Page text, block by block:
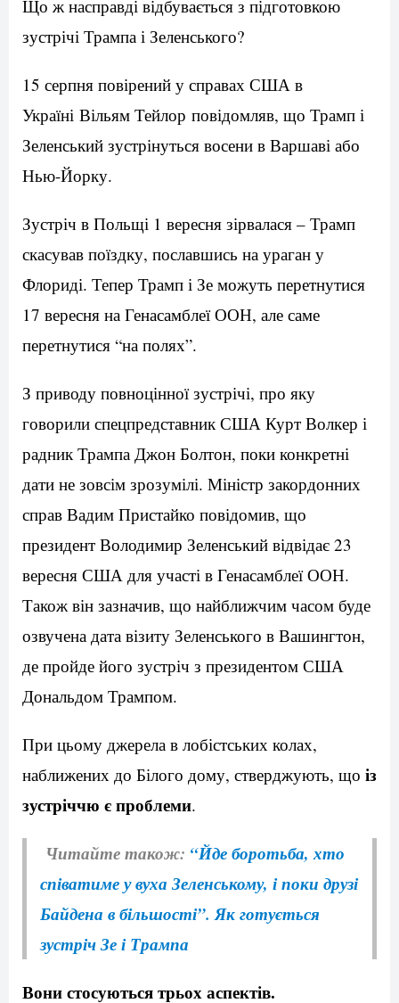
Що ж насправді відбувається з підготовкою
зустрічі Трампа і Зеленського?
15 серпня повірений у справах США в
Україні Вільям Тейлор повідомляв, що Трамп і
Зеленський зустрінуться восени в Варшаві або
Нью-Йорку.
Зустріч в Польщі 1 вересня зірвалася – Трамп
скасував поїздку, пославшись на ураган у
Флориді. Тепер Трамп і Зе можуть перетнутися
17 вересня на Генасамблеї ООН, але саме
перетнутися “на полях”.
З приводу повноцінної зустрічі, про яку
говорили спецпредставник США Курт Волкер і
радник Трампа Джон Болтон, поки конкретні
дати не зовсім зрозумілі. Міністр закордонних
справ Вадим Пристайко повідомив, що
президент Володимир Зеленський відвідає 23
вересня США для участі в Генасамблеї ООН.
Також він зазначив, що найближчим часом буде
озвучена дата візиту Зеленського в Вашингтон,
де пройде його зустріч з президентом США
Дональдом Трампом.
При цьому джерела в лобістських колах,
наближених до Білого дому, стверджують, що із
зустріччю є проблеми.
Читайте також: “Йде боротьба, хто
співатиме у вуха Зеленському, і поки друзі
Байдена в більшості”. Як готується
зустріч Зе і Трампа
Вони стосуються трьох аспектів.